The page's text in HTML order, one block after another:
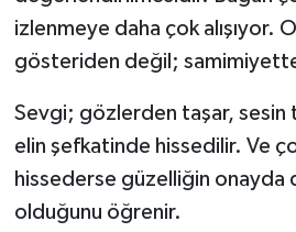
izlenmeye daha çok alışıyor.
gösteriden değil;
Sevgi; gözlerden taşar, sesin
elin şefkatinde hissedilir. Ve
hissederse güzelliğin onayda
olduğunu öğrenir.